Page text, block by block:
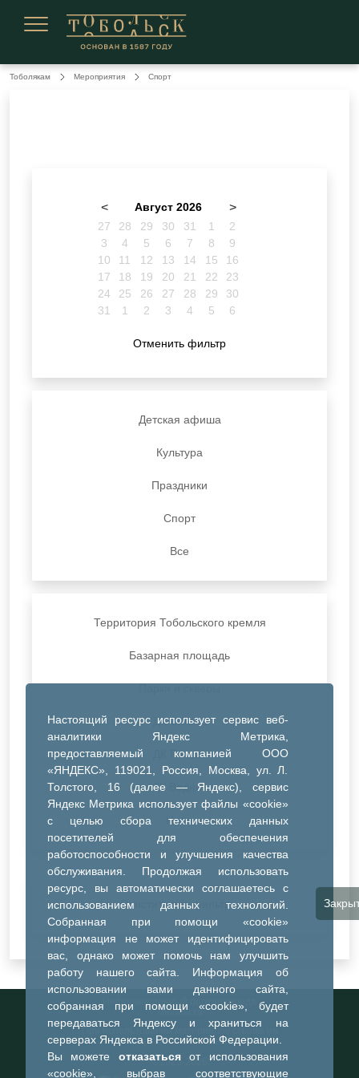
Настоящий ресурс использует сервис веб-
аналитики Яндекс Метрика,
предоставляемый компанией ООО
«ЯНДЕКС», 119021, Россия, Москва, ул. Л.
Толстого, 16 (далее — Яндекс), сервис
Яндекс Метрика использует файлы «cookie»
с целью сбора технических данных
посетителей для обеспечения
работоспособности и улучшения качества
обслуживания. Продолжая использовать
ресурс, вы автоматически соглашаетесь с
использованием данных технологий.
Собранная при помощи «cookie»
информация не может идентифицировать
вас, однако может помочь нам улучшить
работу нашего сайта. Информация об
использовании вами данного сайта,
собранная при помощи «cookie», будет
передаваться Яндексу и храниться на
серверах Яндекса в Российской Федерации.
Вы можете отказатьсяот использования
«cookie», выбрав соответствующие
Тоболякам Мероприятия Спорт
< Август 2026 >
27 28 29 30 31 1
2
3
4 5 6 7 8
9
10
11 12 13 14 15
16
17
18 19 20 21 22
23
24
25 26 27 28 29
30
31
1 2 3 4 5 6
Отменить фильтр
Детская афиша
Культура
Праздники
Спорт
Все
Территория Тобольского кремля
Базарная площадь
ДК Синтез
ДК Речник
ДК Водник
Иное
Очистить все фильтры
Информационный портал города
Тобольска
При использовании материалов ссылка на
портал обязательна
©2023-2026